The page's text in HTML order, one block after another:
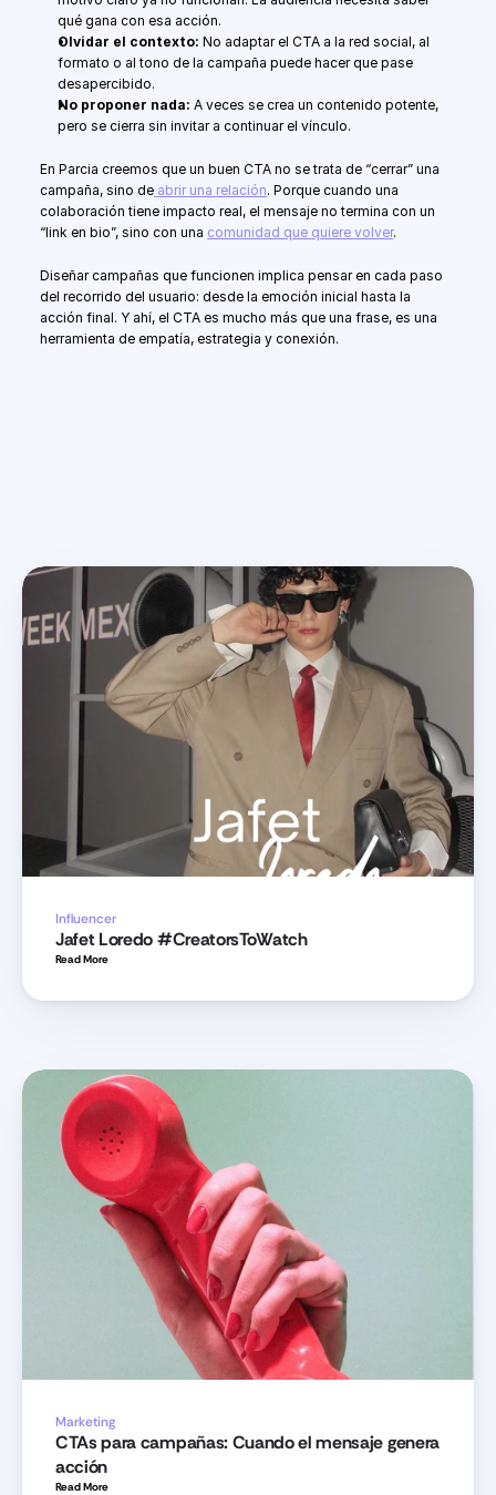
qué gana con esa acción.
Olvidar el contexto: No adaptar el CTA a la red social, al
formato o al tono de la campaña puede hacer que pase
desapercibido.
No proponer nada: A veces se crea un contenido potente,
pero se cierra sin invitar a continuar el vínculo.
En Parcia creemos que un buen CTA no se trata de “cerrar” una
campaña, sino de abrir una relación. Porque cuando una
colaboración tiene impacto real, el mensaje no termina con un
“link en bio”, sino con una comunidad que quiere volver.
Diseñar campañas que funcionen implica pensar en cada paso
del recorrido del usuario: desde la emoción inicial hasta la
acción final. Y ahí, el CTA es mucho más que una frase, es una
herramienta de empatía, estrategia y conexión.
Influencer
Jafet Loredo #CreatorsToWatch
Read More
Marketing
CTAs para campañas: Cuando el mensaje genera
acción
Read More